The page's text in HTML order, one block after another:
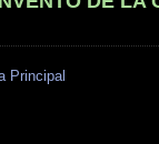
Principal